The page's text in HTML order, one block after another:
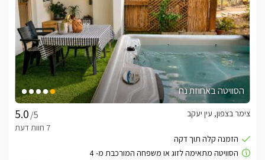
הסוויטה באחוזת נח
/5
צימר בצפון, עין יעקב